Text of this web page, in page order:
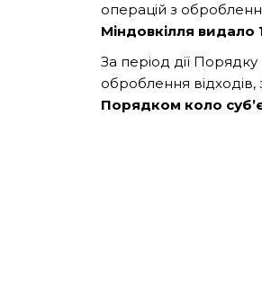
операцій з
Міндовкілля видало
За період дії
оброблення
Порядком коло